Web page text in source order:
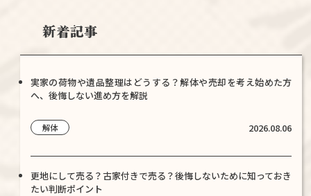
新着記事
実家の荷物や遺品整理はどうする？解体や売却を考え始めた方
へ、後悔しない進め方を解説
解体 2026.08.06
更地にして売る？古家付きで売る？後悔しないために知っておき
たい判断ポイント